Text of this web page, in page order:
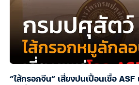
“ไส้กรอกจีน” เสี่ยงปนเปื้อนเชื้อ ASF